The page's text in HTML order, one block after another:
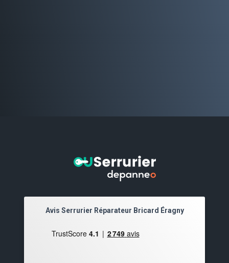
Avis Serrurier Réparateur Bricard Éragny